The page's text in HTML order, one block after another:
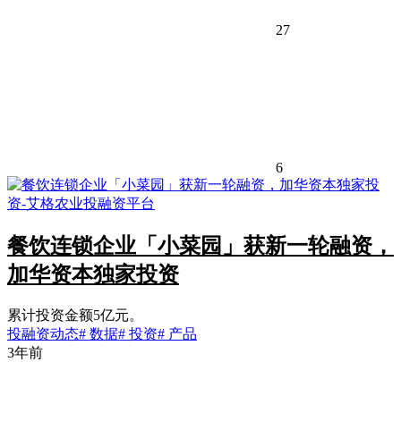
27
6
餐饮连锁企业「小菜园」获新一轮融资，
加华资本独家投资
累计投资金额5亿元。
投融资动态# 数据# 投资# 产品
3年前